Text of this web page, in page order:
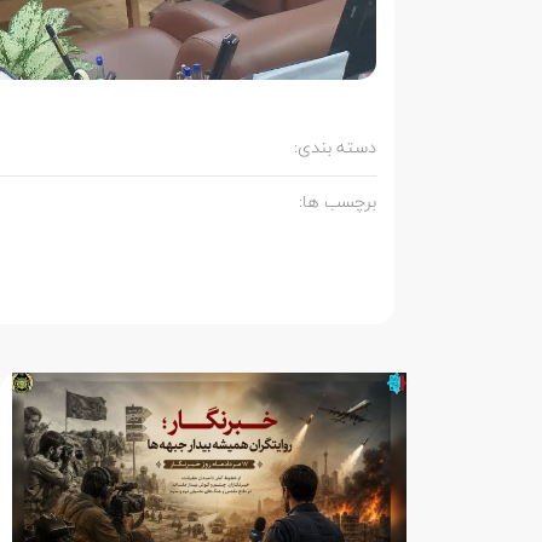
دسته بندی:
برچسب ها: